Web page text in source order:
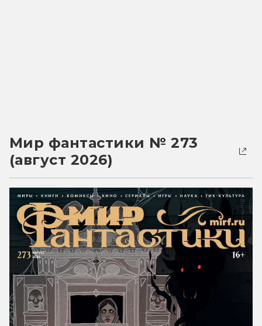
Мир фантастики № 273
(август 2026)